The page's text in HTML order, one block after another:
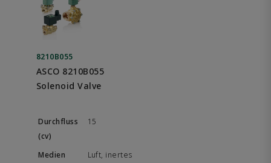
8210B055
ASCO 8210B055
Solenoid Valve
15
Luft, inertes